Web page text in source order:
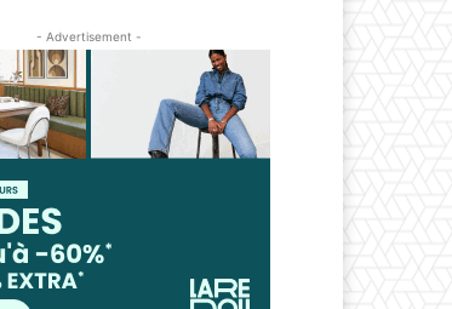
- Advertisement -